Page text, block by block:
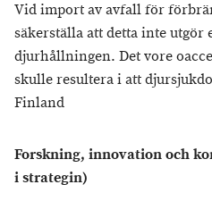
Vid import av avfall för
säkerställa att detta inte
djurhållningen. Det vore
skulle resultera i att
Finland
Forskning, innovation och
i strategin)